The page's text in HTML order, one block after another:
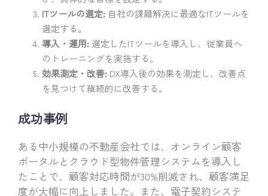
ITツールの選定: 自社の課題解決に最適なITツールを
選定する。
導入・運用: 選定したITツールを導入し、従業員へ
のトレーニングを実施する。
効果測定・改善: DX導入後の効果を測定し、改善点
を見つけて継続的に改善する。
成功事例
ある中小規模の不動産会社では、オンライン顧客
ポータルとクラウド型物件管理システムを導入し
たことで、顧客対応時間が30%削減され、顧客満足
度が大幅に向上しました。また、電子契約システ